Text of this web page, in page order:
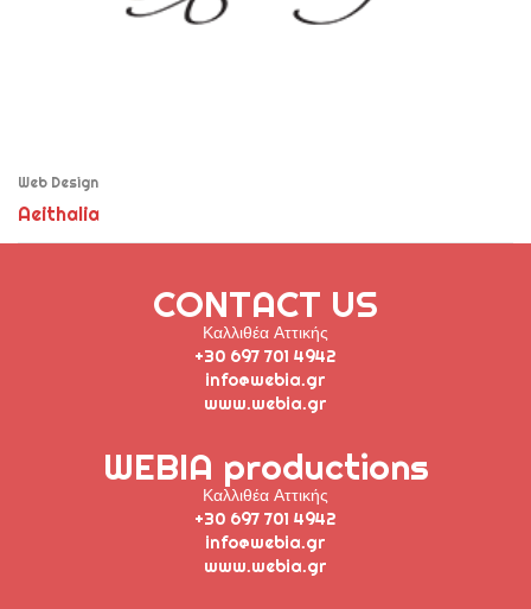
Web Design
Aeithalia
CONTACT US
Καλλιθέα Αττικής
+30 697 701 4942
info@webia.gr
www.webia.gr
WEBIA productions
Καλλιθέα Αττικής
+30 697 701 4942
info@webia.gr
www.webia.gr